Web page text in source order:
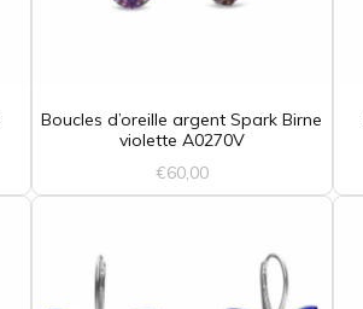
Boucles d’oreille argent Spark Birne
violette A0270V
€60,00